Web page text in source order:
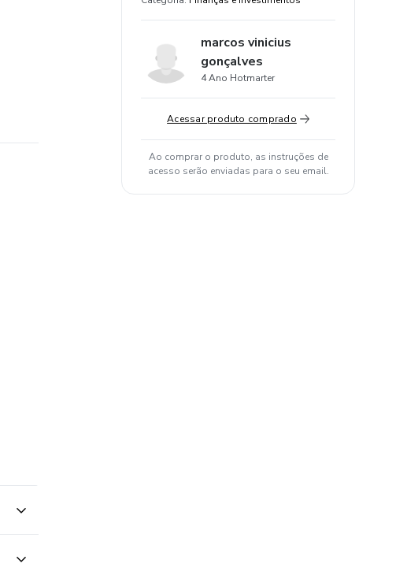
marcos vinicius
gonçalves
4 Ano Hotmarter
Acessar produto comprado
Ao comprar o produto, as instruções de
acesso serão enviadas para o seu email.